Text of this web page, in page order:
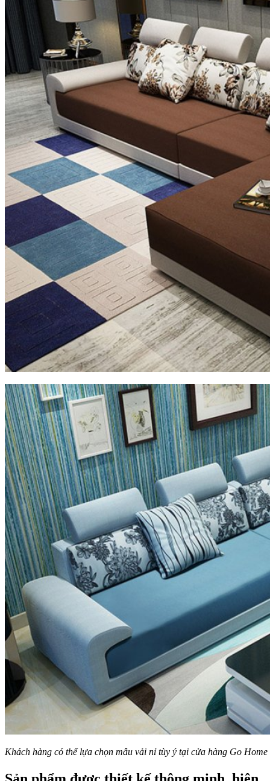
Khách hàng có thể lựa chọn mẫu vải nỉ tùy ý tại cửa hàng Go Home